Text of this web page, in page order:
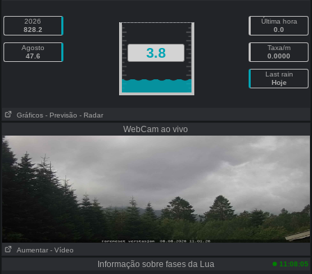
2026
828.2
Agosto
47.6
3.8
Última hora
0.0
Taxa/m
0.0000
Last rain
Hoje
Gráficos - Previsão - Radar
WebCam ao vivo
Aumentar - Vídeo
Informação sobre fases da Lua 11:08:05